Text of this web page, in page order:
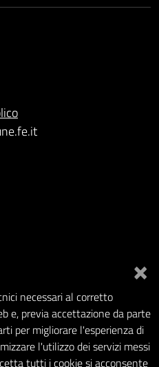
×
necessari al corretto
e, previa accettazione da parte
per migliorare l'esperienza di
l'utilizzo dei servizi messi
tutti i cookie si acconsente